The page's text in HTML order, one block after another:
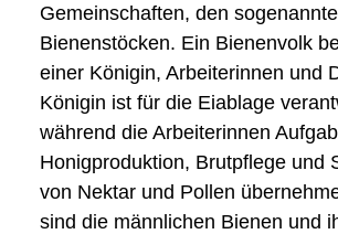
Gemeinschaften, den
Bienenstöcken. Ein Bienenvolk
einer Königin, Arbeiterinnen und
Königin ist für die Eiablage
während die Arbeiterinnen
Honigproduktion, Brutpflege und
von Nektar und Pollen
sind die männlichen Bienen und